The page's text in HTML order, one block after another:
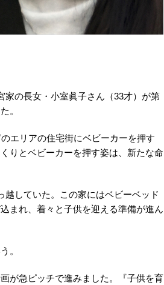
家の長女・小室眞子さん（33才）が第
。
エリアの住宅街にベビーカーを押す
りとベビーカーを押す姿は、新たな命
していた。この家にはベビーベッド
まれ、着々と子供を迎える準備が進ん
。
が急ピッチで進みました。『子供を育